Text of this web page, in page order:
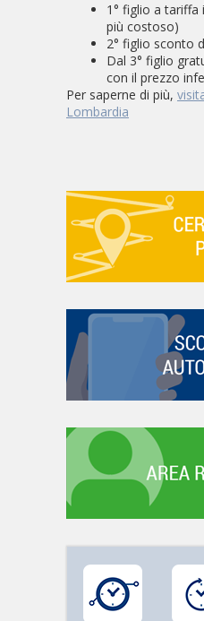
1° figlio a
più costoso)
2° figlio sconto
Dal 3° figlio
con il prezzo
Per saperne di più,
Lombardia